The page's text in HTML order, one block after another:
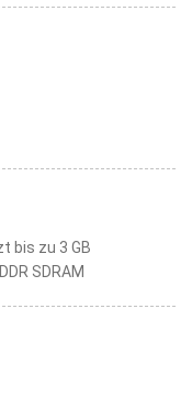
bis zu 3 GB
SDRAM